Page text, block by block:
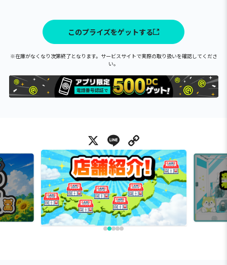
このプライズをゲットする
※在庫がなくなり次第終了となります。サービスサイトで実際の取り扱いを確認してくださ
い。
X Line